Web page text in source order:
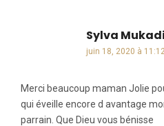
Sylva Mukadi
juin 18, 2020 à
Merci beaucoup maman Jolie
qui éveille encore d avantage
parrain. Que Dieu vous bénisse